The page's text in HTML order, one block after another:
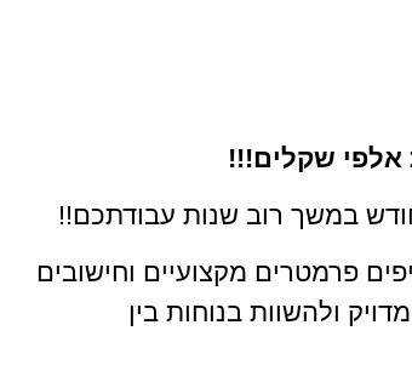
אלפי שקלים!!!
במשך רוב שנות עבודתכם!!
פרמטרים מקצועיים וחישובים
ולהשוות בנוחות בין